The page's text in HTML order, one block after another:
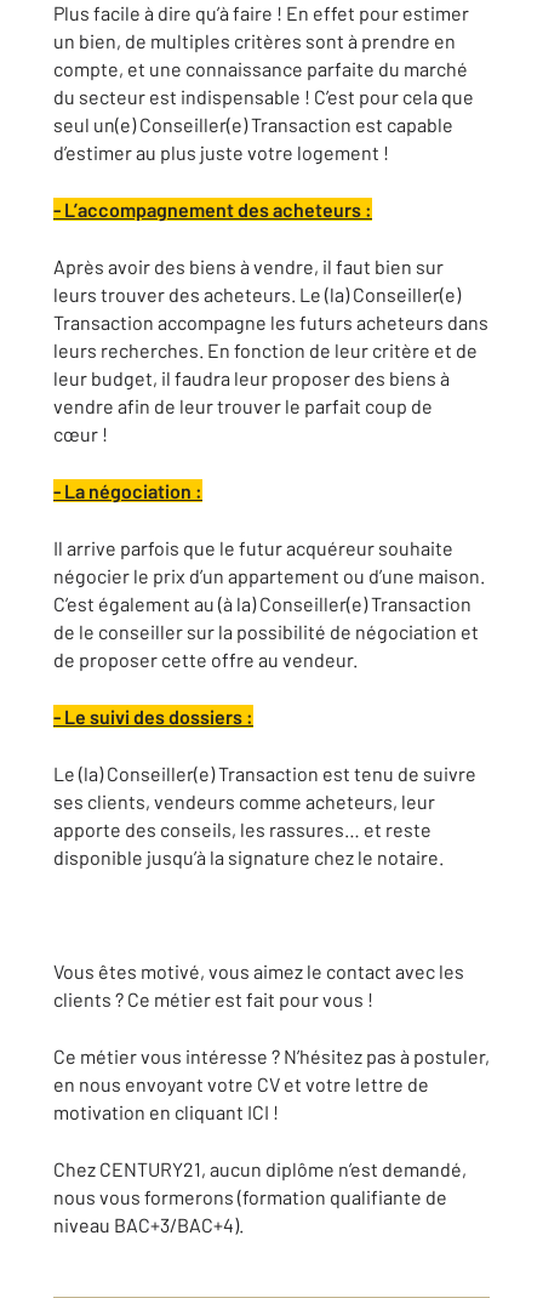
Plus facile à dire qu’à faire ! En effet pour estimer
un bien, de multiples critères sont à prendre en
compte, et une connaissance parfaite du marché
du secteur est indispensable ! C’est pour cela que
seul un(e) Conseiller(e) Transaction est capable
d’estimer au plus juste votre logement !
- L’accompagnement des acheteurs :
Après avoir des biens à vendre, il faut bien sur
leurs trouver des acheteurs. Le (la) Conseiller(e)
Transaction accompagne les futurs acheteurs dans
leurs recherches. En fonction de leur critère et de
leur budget, il faudra leur proposer des biens à
vendre afin de leur trouver le parfait coup de
cœur !
- La négociation :
Il arrive parfois que le futur acquéreur souhaite
négocier le prix d’un appartement ou d’une maison.
C’est également au (à la) Conseiller(e) Transaction
de le conseiller sur la possibilité de négociation et
de proposer cette offre au vendeur.
- Le suivi des dossiers :
Le (la) Conseiller(e) Transaction est tenu de suivre
ses clients, vendeurs comme acheteurs, leur
apporte des conseils, les rassures… et reste
disponible jusqu’à la signature chez le notaire.
Vous êtes motivé, vous aimez le contact avec les
clients ? Ce métier est fait pour vous !
Ce métier vous intéresse ? N’hésitez pas à postuler,
en nous envoyant votre CV et votre lettre de
motivation en cliquant ICI !
Chez CENTURY21, aucun diplôme n’est demandé,
nous vous formerons (formation qualifiante de
niveau BAC+3/BAC+4).